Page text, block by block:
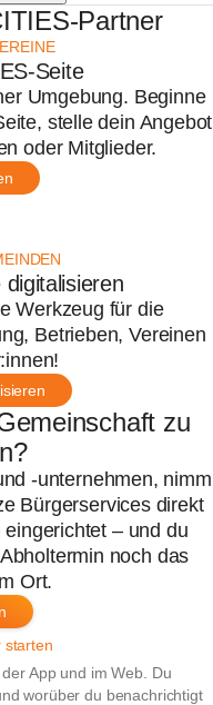
Partner
Seite
Umgebung. Beginne
stelle dein Angebot
oder Mitglieder.
Werkzeug für die
Betrieben, Vereinen
zu
-unternehmen, nimm
Bürgerservices direkt
– und du
noch das
Ort.
starten
App und im Web. Du
worüber du benachrichtigt